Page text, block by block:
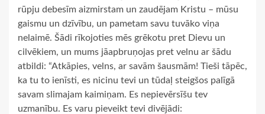
rūpju debesīm aizmirstam un zaudējam Kristu – mūsu
gaismu un dzīvību, un pametam savu tuvāko viņa
nelaimē. Šādi rīkojoties mēs grēkotu pret Dievu un
cilvēkiem, un mums jāapbruņojas pret velnu ar šādu
atbildi: “Atkāpies, velns, ar savām šausmām! Tieši tāpēc,
ka tu to ienīsti, es nicinu tevi un tūdaļ steigšos palīgā
savam slimajam kaimiņam. Es nepievērsīšu tev
uzmanību. Es varu pieveikt tevi divējādi: